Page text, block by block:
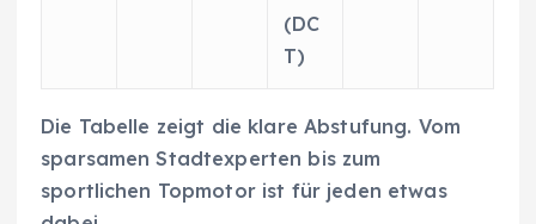
(DC
T)
Die Tabelle zeigt die klare Abstufung. Vom
sparsamen Stadtexperten bis zum
sportlichen Topmotor ist für jeden etwas